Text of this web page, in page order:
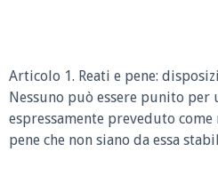
Articolo 1. Reati e pene:
Nessuno può essere punito per
espressamente preveduto
pene che non siano da essa